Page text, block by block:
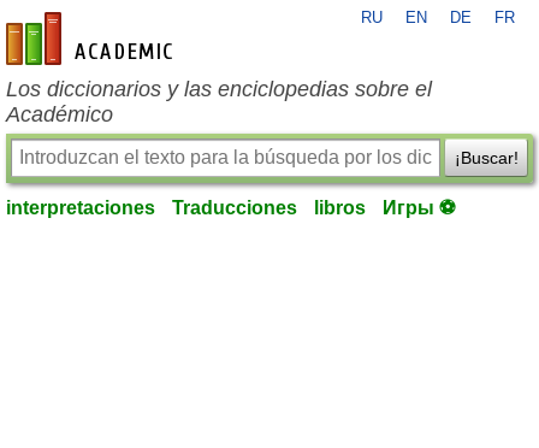
es-academic.com
RU EN DE FR
Los diccionarios y las enciclopedias sobre el
Académico
¡Buscar!
interpretaciones Traducciones libros Игры ⚽